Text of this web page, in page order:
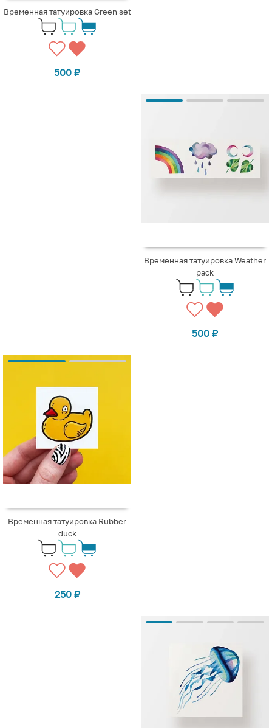
Временная татуировка Green set
500 ₽
Временная татуировка Weather
pack
500 ₽
Временная татуировка Rubber
duck
250 ₽